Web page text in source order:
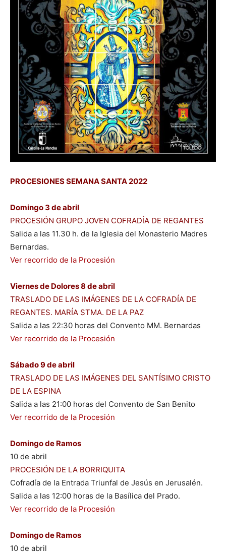
PROCESIONES SEMANA SANTA 2022
Domingo 3 de abril
PROCESIÓN GRUPO JOVEN COFRADÍA DE REGANTES
Salida a las 11.30 h. de la Iglesia del Monasterio Madres
Bernardas.
Ver recorrido de la Procesión
Viernes de Dolores 8 de abril
TRASLADO DE LAS IMÁGENES DE LA COFRADÍA DE
REGANTES. MARÍA STMA. DE LA PAZ
Salida a las 22:30 horas del Convento MM. Bernardas
Ver recorrido de la Procesión
Sábado 9 de abril
TRASLADO DE LAS IMÁGENES DEL SANTÍSIMO CRISTO
DE LA ESPINA
Salida a las 21:00 horas del Convento de San Benito
Ver recorrido de la Procesión
Domingo de Ramos
10 de abril
PROCESIÓN DE LA BORRIQUITA
Cofradía de la Entrada Triunfal de Jesús en Jerusalén.
Salida a las 12:00 horas de la Basílica del Prado.
Ver recorrido de la Procesión
Domingo de Ramos
10 de abril